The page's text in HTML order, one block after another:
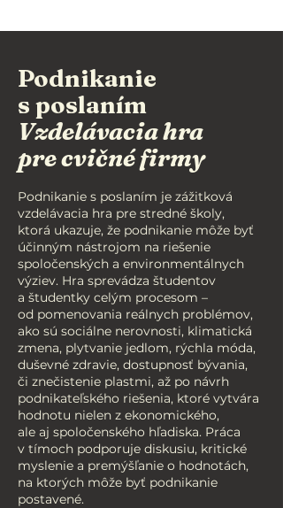
Podnikanie
s poslaním
Vzdelávacia hra
pre cvičné firmy
Podnikanie s poslaním je zážitková
vzdelávacia hra pre stredné školy,
ktorá ukazuje, že podnikanie môže byť
účinným nástrojom na riešenie
spoločenských a environmentálnych
výziev. Hra sprevádza študentov
a študentky celým procesom –
od pomenovania reálnych problémov,
ako sú sociálne nerovnosti, klimatická
zmena, plytvanie jedlom, rýchla móda,
duševné zdravie, dostupnosť bývania,
či znečistenie plastmi, až po návrh
podnikateľského riešenia, ktoré vytvára
hodnotu nielen z ekonomického,
ale aj spoločenského hľadiska. Práca
v tímoch podporuje diskusiu, kritické
myslenie a premýšľanie o hodnotách,
na ktorých môže byť podnikanie
postavené.